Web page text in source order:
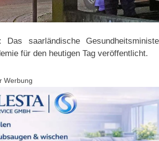
Das saarländische
für den heutigen Tag veröffentlicht.
Werbung